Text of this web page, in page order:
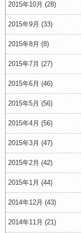
2015年10月 (28)
2015年9月 (33)
2015年8月 (8)
2015年7月 (27)
2015年6月 (46)
2015年5月 (56)
2015年4月 (56)
2015年3月 (47)
2015年2月 (42)
2015年1月 (44)
2014年12月 (43)
2014年11月 (21)